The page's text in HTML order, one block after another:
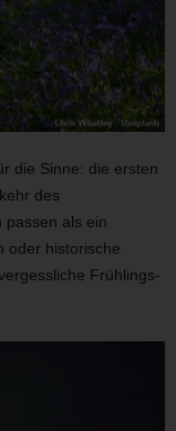
die Sinne: die ersten
des
passen als ein
oder historische
Frühlings-